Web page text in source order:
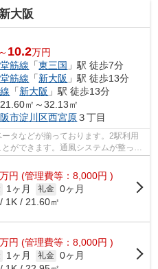
大阪
10.2万円
筋線 「東三国 」駅 徒歩7分
筋線 「新大阪 」駅 徒歩13分
「新大阪 」駅 徒歩13分
㎡～32.13㎡
市淀川区西宮原３丁目
タなどが揃っております。2駅利用
ができます。通風システムが整っ
。...
万円 (管理費等：8,000円 )
1ヶ月 礼金 0ヶ月
1K / 21.60㎡
万円 (管理費等：8,000円 )
1ヶ月 礼金 0ヶ月